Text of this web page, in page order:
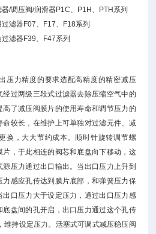
/调压阀/润滑器P1C、P1H、PTH系列
滤器F07、F17、F18系列
滤器F39、F47系列
压力精度的要求选配高精度的精密减压
过两级三段式过滤器去除压缩空气中的
了减压阀膜片的使用寿命和调节压力的
较长，在维护上可单独对过滤元件、减
换，大大节约成本。顺时针旋转调节螺
，于此相连的阀芯和底盘向下移动，这
压力通过出口输出。当出口压力上升到
感应孔传达到膜片底部，和弹簧压力保
口压力大于设定压力，通过出口压力感
盘间的孔开启，出口压力通过这个孔传
维持设定压力。活塞式可调式减压稳压阀